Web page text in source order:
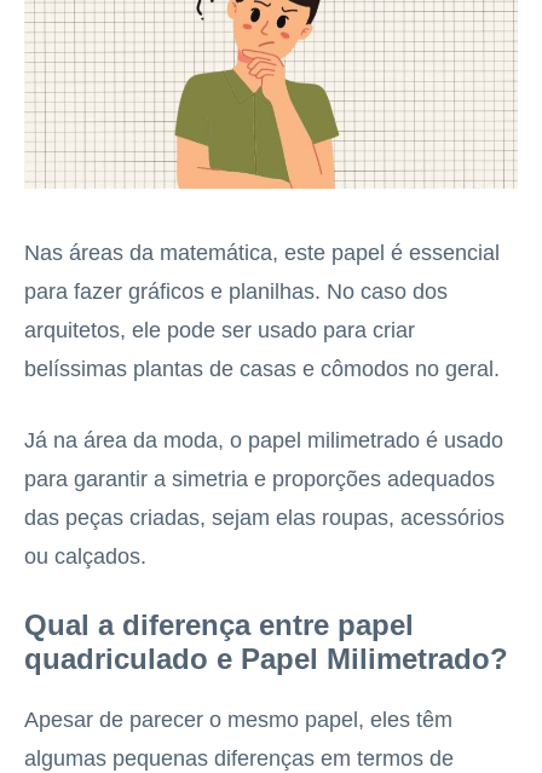
Nas áreas da matemática, este papel é essencial
para fazer gráficos e planilhas. No caso dos
arquitetos, ele pode ser usado para criar
belíssimas plantas de casas e cômodos no geral.
Já na área da moda, o papel milimetrado é usado
para garantir a simetria e proporções adequados
das peças criadas, sejam elas roupas, acessórios
ou calçados.
Qual a diferença entre papel
quadriculado e Papel Milimetrado?
Apesar de parecer o mesmo papel, eles têm
algumas pequenas diferenças em termos de